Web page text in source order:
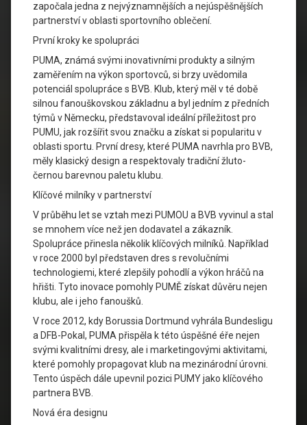
započala jedna z nejvýznamnějších a nejúspěšnějších
partnerství v oblasti sportovního oblečení.
První kroky ke spolupráci
PUMA, známá svými inovativními produkty a silným
zaměřením na výkon sportovců, si brzy uvědomila
potenciál spolupráce s BVB. Klub, který měl v té době
silnou fanouškovskou základnu a byl jedním z předních
týmů v Německu, představoval ideální příležitost pro
PUMU, jak rozšířit svou značku a získat si popularitu v
oblasti sportu. První dresy, které PUMA navrhla pro BVB,
měly klasický design a respektovaly tradiční žluto-
černou barevnou paletu klubu.
Klíčové milníky v partnerství
V průběhu let se vztah mezi PUMOU a BVB vyvinul a stal
se mnohem více než jen dodavatel a zákazník.
Spolupráce přinesla několik klíčových milníků. Například
v roce 2000 byl představen dres s revolučními
technologiemi, které zlepšily pohodlí a výkon hráčů na
hřišti. Tyto inovace pomohly PUMĚ získat důvěru nejen
klubu, ale i jeho fanoušků.
V roce 2012, kdy Borussia Dortmund vyhrála Bundesligu
a DFB-Pokal, PUMA přispěla k této úspěšné éře nejen
svými kvalitními dresy, ale i marketingovými aktivitami,
které pomohly propagovat klub na mezinárodní úrovni.
Tento úspěch dále upevnil pozici PUMY jako klíčového
partnera BVB.
Nová éra designu